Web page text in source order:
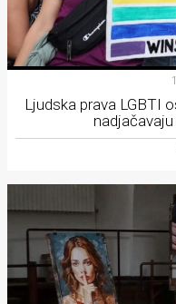
Ljudska prava LGBTI